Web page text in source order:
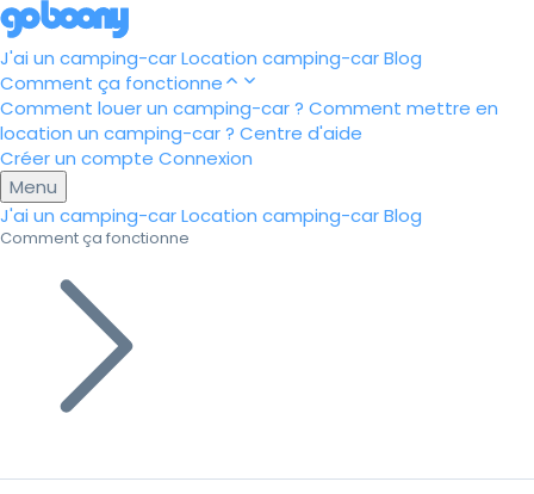
J'ai un camping-carLocation camping-carBlog
Comment ça fonctionne
Comment louer un camping-car ? Comment mettre en
location un camping-car ? Centre d'aide
Créer un compte Connexion
Menu
J'ai un camping-carLocation camping-carBlog
Comment ça fonctionne